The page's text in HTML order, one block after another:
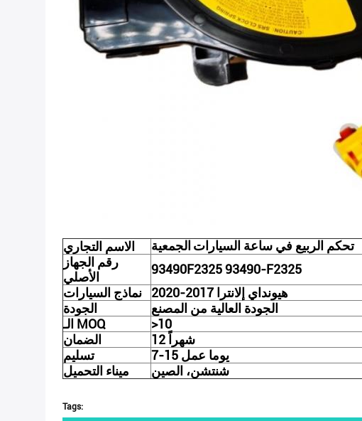
الاسم التجاري تحكم الربيع في ساعة السيارات الجمعية
رقم الجهاز
الأصلي
93490F2325 93490-F2325
نماذج السيارات
هيونداي إلانترا 2017-2020
الجودة
الجودة العالية من المصنع
الـ MOQ
>10
الضمان
12 شهراً
تسليم
7-15 يوما عمل
ميناء التحميل
شنتشن، الصين
Tags: